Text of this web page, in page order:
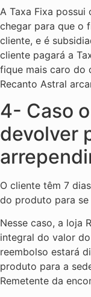
A Taxa Fixa
chegar para que o
cliente, e é
cliente pagará a
fique mais caro do
Recanto Astral
4- Caso
devolver
O cliente têm 7
do produto para
Nesse caso, a loja
integral do valor
reembolso estará
produto para a
Remetente da